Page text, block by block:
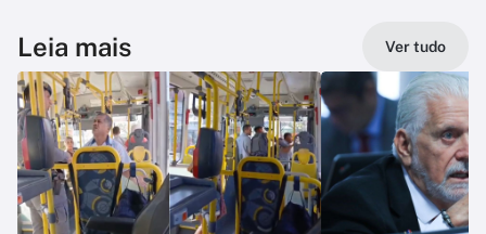
Leia mais Ver tudo